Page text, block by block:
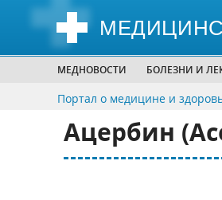
МЕДНОВОСТИ БОЛЕЗНИ И
Портал о медицине и
Ацербин